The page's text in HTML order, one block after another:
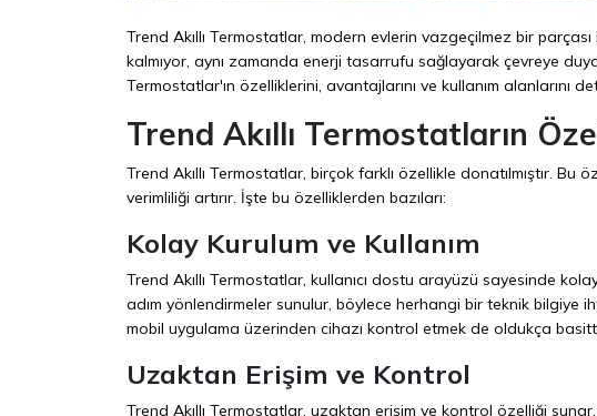
Trend Akıllı Termostatlar, modern evlerin vazgeçilmez bir
kalmıyor, aynı zamanda enerji tasarrufu sağlayarak çevreye
Termostatlar'ın özelliklerini, avantajlarını ve kullanım alanlarını
Trend Akıllı Termostatların
Trend Akıllı Termostatlar, birçok farklı özellikle donatılmıştır. Bu
verimliliği artırır. İşte bu özelliklerden bazıları:
Kolay Kurulum ve Kullanım
Trend Akıllı Termostatlar, kullanıcı dostu arayüzü sayesinde
adım yönlendirmeler sunulur, böylece herhangi bir teknik bilgiye
mobil uygulama üzerinden cihazı kontrol etmek de oldukça
Uzaktan Erişim ve Kontrol
Trend Akıllı Termostatlar, uzaktan erişim ve kontrol özelliği